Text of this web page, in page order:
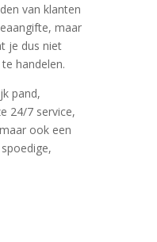
van klanten
maar
je dus niet
handelen.​
pand,
24/7 service,
ook een